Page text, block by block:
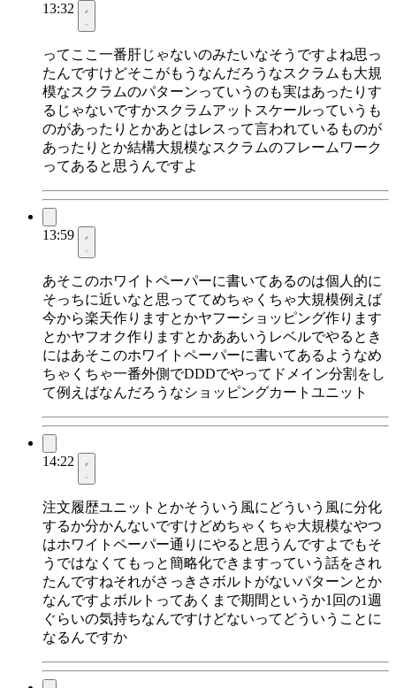
13:32
ってここ一番肝じゃないのみたいなそうですよね思っ
たんですけどそこがもうなんだろうなスクラムも大規
模なスクラムのパターンっていうのも実はあったりす
るじゃないですかスクラムアットスケールっていうも
のがあったりとかあとはレスって言われているものが
あったりとか結構大規模なスクラムのフレームワーク
ってあると思うんですよ
13:59
あそこのホワイトペーパーに書いてあるのは個人的に
そっちに近いなと思っててめちゃくちゃ大規模例えば
今から楽天作りますとかヤフーショッピング作ります
とかヤフオク作りますとかああいうレベルでやるとき
にはあそこのホワイトペーパーに書いてあるようなめ
ちゃくちゃ一番外側でDDDでやってドメイン分割をし
て例えばなんだろうなショッピングカートユニット
14:22
注文履歴ユニットとかそういう風にどういう風に分化
するか分かんないですけどめちゃくちゃ大規模なやつ
はホワイトペーパー通りにやると思うんですよでもそ
うではなくてもっと簡略化できますっていう話をされ
たんですねそれがさっきさボルトがないパターンとか
なんですよボルトってあくまで期間というか1回の1週
ぐらいの気持ちなんですけどないってどういうことに
なるんですか